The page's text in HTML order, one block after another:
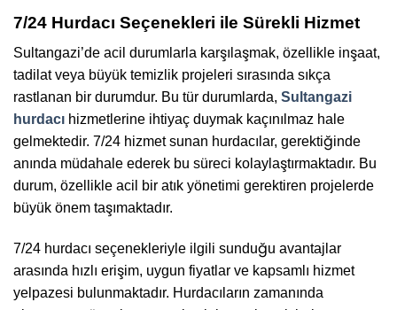
7/24 Hurdacı Seçenekleri ile Sürekli Hizmet
Sultangazi’de acil durumlarla karşılaşmak, özellikle inşaat,
tadilat veya büyük temizlik projeleri sırasında sıkça
rastlanan bir durumdur. Bu tür durumlarda, Sultangazi
hurdacı hizmetlerine ihtiyaç duymak kaçınılmaz hale
gelmektedir. 7/24 hizmet sunan hurdacılar, gerektiğinde
anında müdahale ederek bu süreci kolaylaştırmaktadır. Bu
durum, özellikle acil bir atık yönetimi gerektiren projelerde
büyük önem taşımaktadır.
7/24 hurdacı seçenekleriyle ilgili sunduğu avantajlar
arasında hızlı erişim, uygun fiyatlar ve kapsamlı hizmet
yelpazesi bulunmaktadır. Hurdacıların zamanında